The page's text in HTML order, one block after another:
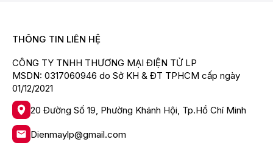
THÔNG TIN LIÊN HỆ
CÔNG TY TNHH THƯƠNG MẠI ĐIỆN TỬ LP
MSDN: 0317060946 do Sở KH & ĐT TPHCM cấp ngày
01/12/2021
20 Đường Số 19, Phường Khánh Hội, Tp.Hồ Chí Minh
Dienmaylp@gmail.com